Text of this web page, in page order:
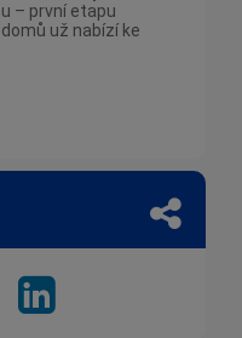
– první etapu
už nabízí ke